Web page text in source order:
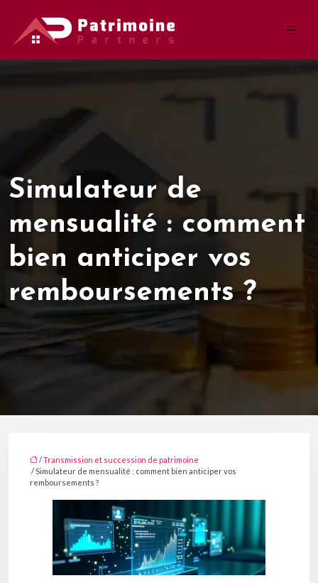
Simulateur de
mensualité : comment
bien anticiper vos
remboursements ?
/Transmission et succession de patrimoine
/ Simulateur de mensualité : comment bien anticiper vos
remboursements ?